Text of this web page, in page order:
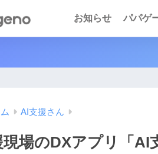
お知らせ パパゲ
AI支援さん
現場のDXアプリ「AI